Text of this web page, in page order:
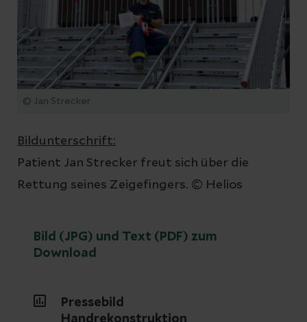
© Jan Strecker
Bildunterschrift:
Patient Jan Strecker freut sich über die
Rettung seines Zeigefingers. © Helios
Bild (JPG) und Text (PDF) zum
Download
Pressebild
Handrekonstruktion